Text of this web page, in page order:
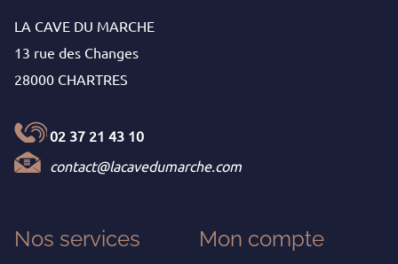
LA CAVE DU MARCHE
13 rue des Changes
28000 CHARTRES
02 37 21 43 10
contact@lacavedumarche.com
Nos services Mon compte